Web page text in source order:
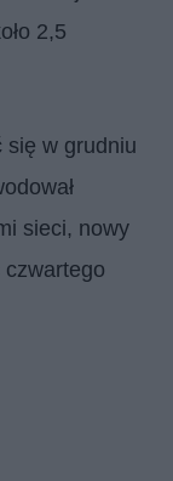
2,5
się w grudniu
sieci, nowy